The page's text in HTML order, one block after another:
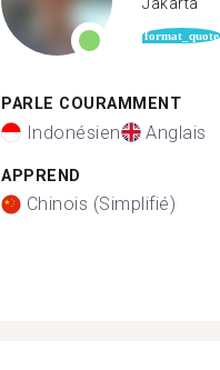
format_quote
PARLE COURAMMENT
Indonésien Anglais
APPREND
Chinois (Simplifié)